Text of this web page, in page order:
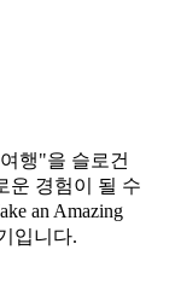
행"을 슬로건
운 경험이 될 수
an Amazing
입니다.